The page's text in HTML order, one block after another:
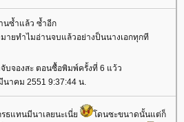
นซ้ำแล้ว ซ้ำอีก
มายทำไมอ่านจบแล้วอย่างป็นนางเอกทุกที
บจองสะ ตอนซื้อพิมพ์ครั้งที่ 6 แว้ว
นาคม 2551 9:37:44 น.
ธแทนมีนาเลยนะเนี่
ดนซะขนาดนั้นแต่ก็